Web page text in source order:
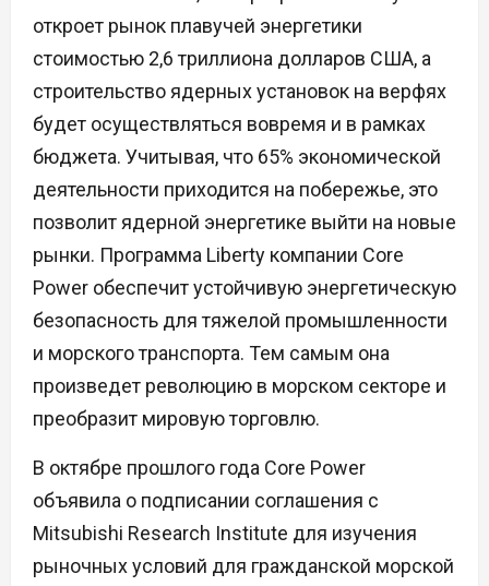
откроет рынок плавучей энергетики
стоимостью 2,6 триллиона долларов США, а
строительство ядерных установок на верфях
будет осуществляться вовремя и в рамках
бюджета. Учитывая, что 65% экономической
деятельности приходится на побережье, это
позволит ядерной энергетике выйти на новые
рынки. Программа Liberty компании Core
Power обеспечит устойчивую энергетическую
безопасность для тяжелой промышленности
и морского транспорта. Тем самым она
произведет революцию в морском секторе и
преобразит мировую торговлю.
В октябре прошлого года Core Power
объявила о подписании соглашения с
Mitsubishi Research Institute для изучения
рыночных условий для гражданской морской